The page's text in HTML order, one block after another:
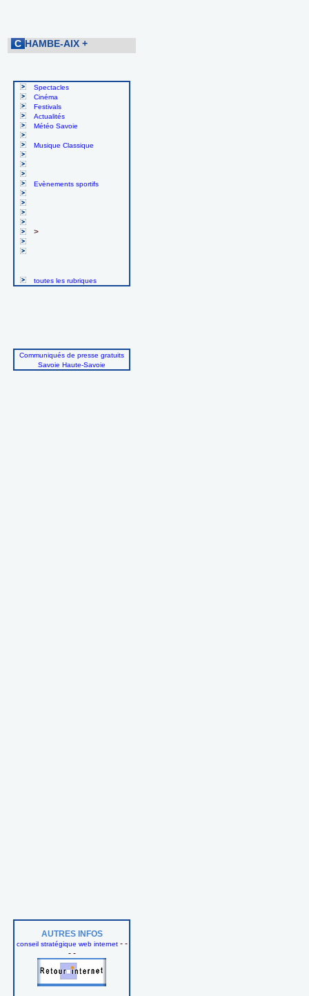
C HAMBE-AIX +
Spectacles
Cinéma
Festivals
Actualités
Météo Savoie
Musique Classique
Evènements sportifs
>
toutes les rubriques
Communiqués de presse gratuits
Savoie Haute-Savoie
AUTRES INFOS
conseil stratégique web internet- -
- -